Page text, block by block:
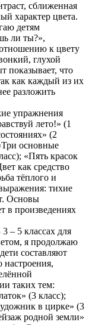
сближенная
характер цвета.
детям
ли ты?»,
к цвету
глухой
что
как каждый из их
разложить
заданию.
лето!» (1
(2
основные
«Пять красок
как средство
тёплого и
тихие
Основы
для
я продолжаю
составляют
таких тем:
(3 класс);
в цирке» (3
родной земли»